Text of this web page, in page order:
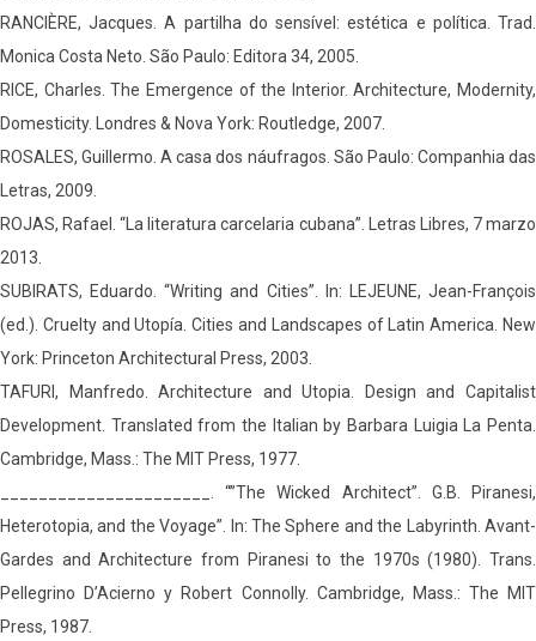
RANCIÈRE, Jacques. A partilha do sensível: estética e política. Trad.
Monica Costa Neto. São Paulo: Editora 34, 2005.
RICE, Charles. The Emergence of the Interior. Architecture, Modernity,
Domesticity. Londres & Nova York: Routledge, 2007.
ROSALES, Guillermo. A casa dos náufragos. São Paulo: Companhia das
Letras, 2009.
ROJAS, Rafael. “La literatura carcelaria cubana”. Letras Libres, 7 marzo
2013.
SUBIRATS, Eduardo. “Writing and Cities”. In: LEJEUNE, Jean-François
(ed.). Cruelty and Utopía. Cities and Landscapes of Latin America. New
York: Princeton Architectural Press, 2003.
TAFURI, Manfredo. Architecture and Utopia. Design and Capitalist
Development. Translated from the Italian by Barbara Luigia La Penta.
Cambridge, Mass.: The MIT Press, 1977.
______________________. “”The Wicked Architect”. G.B. Piranesi,
Heterotopia, and the Voyage”. In: The Sphere and the Labyrinth. Avant-
Gardes and Architecture from Piranesi to the 1970s (1980). Trans.
Pellegrino D’Acierno y Robert Connolly. Cambridge, Mass.: The MIT
Press, 1987.